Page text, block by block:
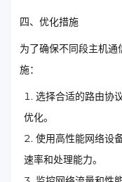
四、优化措施
为了确保不同段主机
施：
选择合适的路由协
优化。
使用高性能网络设
速率和处理能力。